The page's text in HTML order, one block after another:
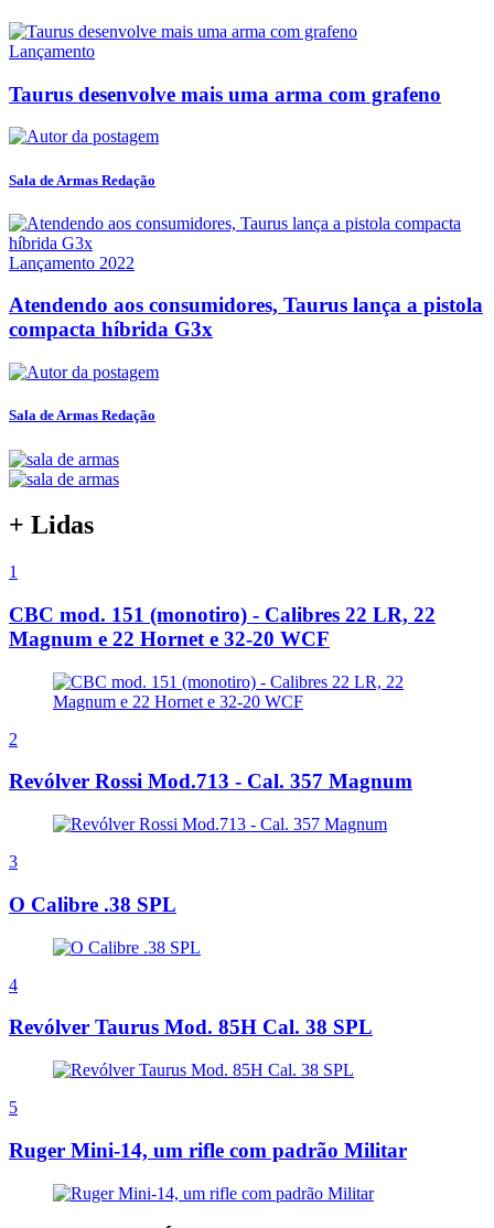
Lançamento
Taurus desenvolve mais uma arma com grafeno
Sala de Armas Redação
Lançamento 2022
Atendendo aos consumidores, Taurus lança a pistola
compacta híbrida G3x
Sala de Armas Redação
+ Lidas
1
CBC mod. 151 (monotiro) - Calibres 22 LR, 22
Magnum e 22 Hornet e 32-20 WCF
2
Revólver Rossi Mod.713 - Cal. 357 Magnum
3
O Calibre .38 SPL
4
Revólver Taurus Mod. 85H Cal. 38 SPL
5
Ruger Mini-14, um rifle com padrão Militar